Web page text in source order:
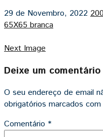
29 de Novembro, 2022
65X65 branca
Next Image
Deixe um comentário
O seu endereço de email
obrigatórios marcados com
Comentário *